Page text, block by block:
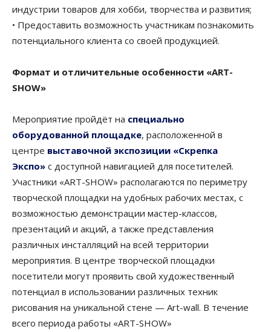
индустрии товаров для хобби, творчества и развития;
• Предоставить возможность участникам познакомить
потенциального клиента со своей продукцией.
Формат и отличительные особенности «ART-
SHOW»
Мероприятие пройдёт на специально
оборудованной площадке, расположенной в
центре выставочной экспозиции «Скрепка
Экспо» с доступной навигацией для посетителей.
Участники «ART-SHOW» располагаются по периметру
творческой площадки на удобных рабочих местах, с
возможностью демонстрации мастер-классов,
презентаций и акций, а также представления
различных инсталляций на всей территории
мероприятия. В центре творческой площадки
посетители могут проявить свой художественный
потенциал в использовании различных техник
рисования на уникальной стене — Art-wall. В течение
всего периода работы «ART-SHOW»